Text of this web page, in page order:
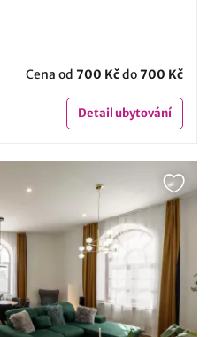
Cena od 700 Kčdo700 Kč
Detailubytování